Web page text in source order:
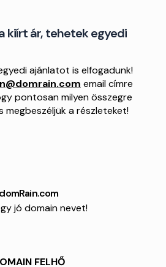
kiírt ár, tehetek egyedi
ajánlatot is elfogadunk!
email címre
pontosan milyen összegre
a részleteket!
domRain.com
jó domain nevet!
FELHŐ